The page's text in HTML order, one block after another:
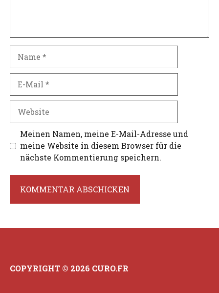
Mail
Website
Meinen Namen, meine E-Mail-Adresse und
meine Website in diesem Browser für die
nächste Kommentierung speichern.
COPYRIGHT © 2026 CURO.FR